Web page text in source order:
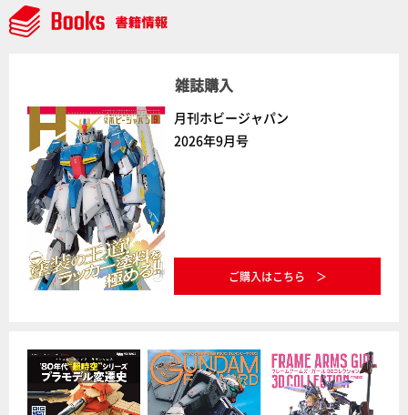
雑誌購入
月刊ホビージャパン
2026年9月号
ご購入はこちら